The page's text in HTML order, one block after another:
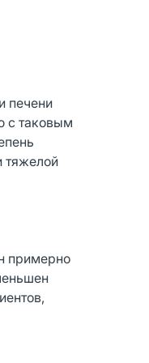
печени
с таковым
тяжелой
примерно